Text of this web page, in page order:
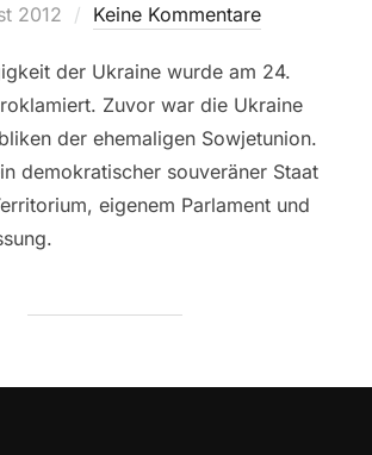
2012
Keine Kommentare
der Ukraine wurde am 24.
Zuvor war die Ukraine
der ehemaligen Sowjetunion.
demokratischer souveräner Staat
eigenem Parlament und